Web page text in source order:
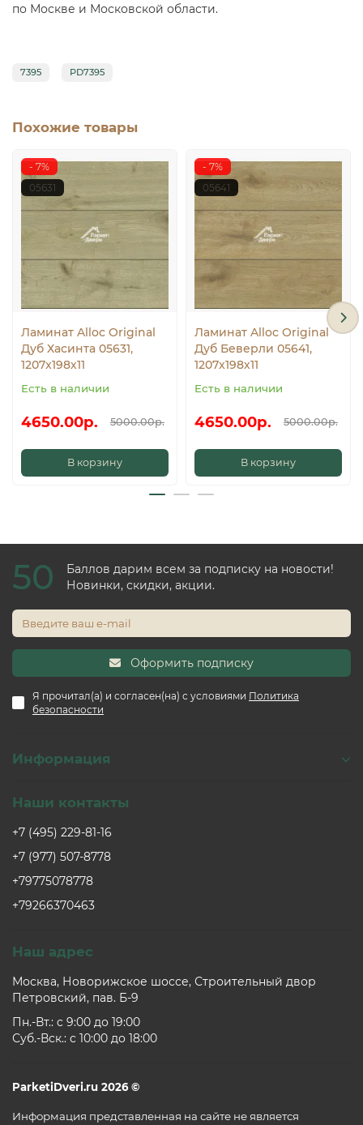
по Москве и Московской области.
7395 PD7395
Похожие товары
- 7%
05631
Ламинат Alloc Original
Дуб Хасинта 05631,
1207x198х11
Есть в наличии
4650.00р. 5000.00р.
В корзину
- 7%
05641
Ламинат Alloc Original
Дуб Беверли 05641,
1207x198х11
Есть в наличии
4650.00р. 5000.00р.
В корзину
50
Баллов дарим всем за подписку на новости!
Новинки, скидки, акции.
Оформить подписку
Я прочитал(а) и согласен(на) с условиями Политика
безопасности
Информация
Наши контакты
+7 (495) 229-81-16
+7 (977) 507-8778
+79775078778
+79266370463
Наш адрес
Москва, Новорижское шоссе, Строительный двор
Петровский, пав. Б-9
Пн.-Вт.: c 9:00 до 19:00
Суб.-Вск.: c 10:00 до 18:00
ParketiDveri.ru 2026 ©
Информация представленная на сайте не является